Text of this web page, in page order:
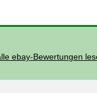
ebay-Bewertungen